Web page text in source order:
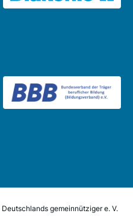
gemeinnütziger e. V.